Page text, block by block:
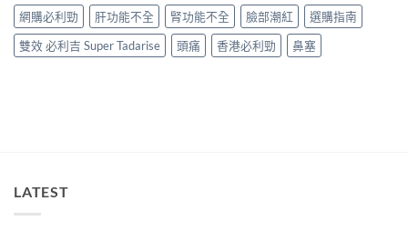
比
較〉
中
網購必利勁
肝功能不全 腎功能不全 臉部潮紅
選購指南
雙效 必利吉 Super Tadarise
頭痛 香港必利勁 鼻塞
LATEST